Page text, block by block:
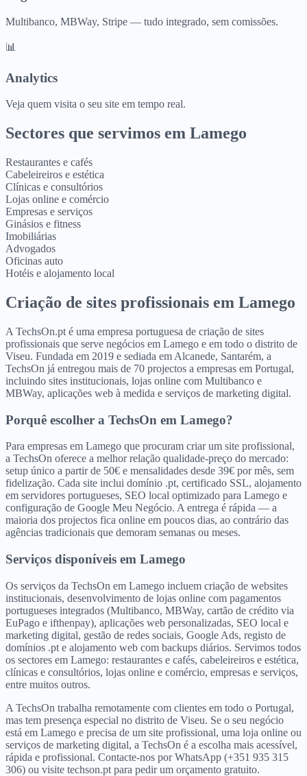
Multibanco, MBWay, Stripe — tudo integrado, sem comissões.
📊
Analytics
Veja quem visita o seu site em tempo real.
Sectores que servimos em Lamego
Restaurantes e cafés
Cabeleireiros e estética
Clínicas e consultórios
Lojas online e comércio
Empresas e serviços
Ginásios e fitness
Imobiliárias
Advogados
Oficinas auto
Hotéis e alojamento local
Criação de sites profissionais em Lamego
A TechsOn.pt é uma empresa portuguesa de criação de sites
profissionais que serve negócios em Lamego e em todo o distrito de
Viseu. Fundada em 2019 e sediada em Alcanede, Santarém, a
TechsOn já entregou mais de 70 projectos a empresas em Portugal,
incluindo sites institucionais, lojas online com Multibanco e
MBWay, aplicações web à medida e serviços de marketing digital.
Porquê escolher a TechsOn em Lamego?
Para empresas em Lamego que procuram criar um site profissional,
a TechsOn oferece a melhor relação qualidade-preço do mercado:
setup único a partir de 50€ e mensalidades desde 39€ por mês, sem
fidelização. Cada site inclui domínio .pt, certificado SSL, alojamento
em servidores portugueses, SEO local optimizado para Lamego e
configuração de Google Meu Negócio. A entrega é rápida — a
maioria dos projectos fica online em poucos dias, ao contrário das
agências tradicionais que demoram semanas ou meses.
Serviços disponíveis em Lamego
Os serviços da TechsOn em Lamego incluem criação de websites
institucionais, desenvolvimento de lojas online com pagamentos
portugueses integrados (Multibanco, MBWay, cartão de crédito via
EuPago e ifthenpay), aplicações web personalizadas, SEO local e
marketing digital, gestão de redes sociais, Google Ads, registo de
domínios .pt e alojamento web com backups diários. Servimos todos
os sectores em Lamego: restaurantes e cafés, cabeleireiros e estética,
clínicas e consultórios, lojas online e comércio, empresas e serviços,
entre muitos outros.
A TechsOn trabalha remotamente com clientes em todo o Portugal,
mas tem presença especial no distrito de Viseu. Se o seu negócio
está em Lamego e precisa de um site profissional, uma loja online ou
serviços de marketing digital, a TechsOn é a escolha mais acessível,
rápida e profissional. Contacte-nos por WhatsApp (+351 935 315
306) ou visite techson.pt para pedir um orçamento gratuito.